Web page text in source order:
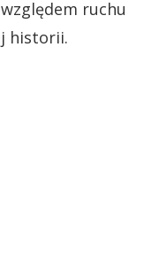
ruchu
historii.